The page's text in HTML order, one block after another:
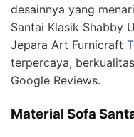
desainnya yang
Santai Klasik Shabby
Jepara Art Furnicraft
terpercaya,
Google Reviews.
Material Sofa